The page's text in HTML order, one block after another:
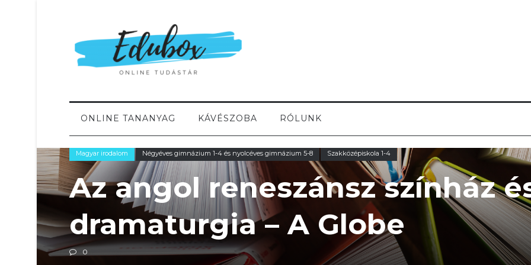
ONLINE TANANYAG KÁVÉSZOBA RÓLUNK
Magyar irodalom Négyéves gimnázium 1-4 és nyolcéves gimnázium 5-8 Szakközépiskola 1-4
Az angol reneszánsz színház
dramaturgia – A Globe
0